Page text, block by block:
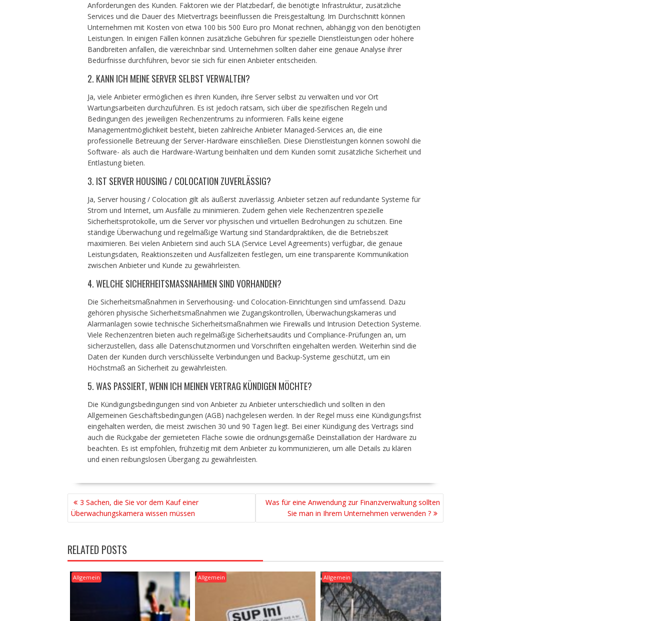
Anforderungen des Kunden. Faktoren wie der Platzbedarf, die benötigte Infrastruktur, zusätzliche
Services und die Dauer des Mietvertrags beeinflussen die Preisgestaltung. Im Durchschnitt können
Unternehmen mit Kosten von etwa 100 bis 500 Euro pro Monat rechnen, abhängig von den benötigten
Leistungen. In einigen Fällen können zusätzliche Gebühren für spezielle Dienstleistungen oder höhere
Bandbreiten anfallen, die væreichnbar sind. Unternehmen sollten daher eine genaue Analyse ihrer
Bedürfnisse durchführen, bevor sie sich für einen Anbieter entscheiden.
2. KANN ICH MEINE SERVER SELBST VERWALTEN?
Ja, viele Anbieter ermöglichen es ihren Kunden, ihre Server selbst zu verwalten und vor Ort
Wartungsarbeiten durchzuführen. Es ist jedoch ratsam, sich über die spezifischen Regeln und
Bedingungen des jeweiligen Rechenzentrums zu informieren. Falls keine eigene
Managementmöglichkeit besteht, bieten zahlreiche Anbieter Managed-Services an, die eine
professionelle Betreuung der Server-Hardware einschließen. Diese Dienstleistungen können sowohl die
Software- als auch die Hardware-Wartung beinhalten und dem Kunden somit zusätzliche Sicherheit und
Entlastung bieten.
3. IST SERVER HOUSING / COLOCATION ZUVERLÄSSIG?
Ja, Server housing / Colocation gilt als äußerst zuverlässig. Anbieter setzen auf redundante Systeme für
Strom und Internet, um Ausfälle zu minimieren. Zudem gehen viele Rechenzentren spezielle
Sicherheitsprotokolle, um die Server vor physischen und virtuellen Bedrohungen zu schützen. Eine
ständige Überwachung und regelmäßige Wartung sind Standardpraktiken, die die Betriebszeit
maximieren. Bei vielen Anbietern sind auch SLA (Service Level Agreements) verfügbar, die genaue
Leistungsdaten, Reaktionszeiten und Ausfallzeiten festlegen, um eine transparente Kommunikation
zwischen Anbieter und Kunde zu gewährleisten.
4. WELCHE SICHERHEITSMASSNAHMEN SIND VORHANDEN?
Die Sicherheitsmaßnahmen in Serverhousing- und Colocation-Einrichtungen sind umfassend. Dazu
gehören physische Sicherheitsmaßnahmen wie Zugangskontrollen, Überwachungskameras und
Alarmanlagen sowie technische Sicherheitsmaßnahmen wie Firewalls und Intrusion Detection Systeme.
Viele Rechenzentren bieten auch regelmäßige Sicherheitsaudits und Compliance-Prüfungen an, um
sicherzustellen, dass alle Datenschutznormen und Vorschriften eingehalten werden. Weiterhin sind die
Daten der Kunden durch verschlüsselte Verbindungen und Backup-Systeme geschützt, um ein
Höchstmaß an Sicherheit zu gewährleisten.
5. WAS PASSIERT, WENN ICH MEINEN VERTRAG KÜNDIGEN MÖCHTE?
Die Kündigungsbedingungen sind von Anbieter zu Anbieter unterschiedlich und sollten in den
Allgemeinen Geschäftsbedingungen (AGB) nachgelesen werden. In der Regel muss eine Kündigungsfrist
eingehalten werden, die meist zwischen 30 und 90 Tagen liegt. Bei einer Kündigung des Vertrags sind
auch die Rückgabe der gemieteten Fläche sowie die ordnungsgemäße Deinstallation der Hardware zu
beachten. Es ist empfohlen, frühzeitig mit dem Anbieter zu kommunizieren, um alle Details zu klären
und einen reibungslosen Übergang zu gewährleisten.
BEITRAGSNAVIGATION
3 Sachen, die Sie vor dem Kauf einer
Überwachungskamera wissen müssen
Was für eine Anwendung zur Finanzverwaltung sollten
Sie man in Ihrem Unternehmen verwenden ?
RELATED POSTS
Allgemein Allgemein Allgemein